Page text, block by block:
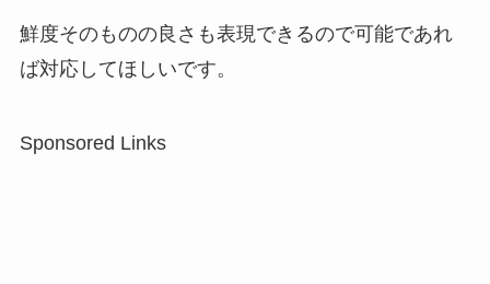
鮮度そのものの良さも表現できるので可能であれ
ば対応してほしいです。
Sponsored Links